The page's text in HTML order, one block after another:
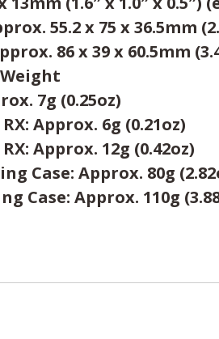
55.2 x 75 x 36.5mm
86 x 39 x 60.5mm
Weight
7g (0.25oz)
Approx. 6g (0.21oz)
Approx. 12g (0.42oz)
Case: Approx. 80g
Case: Approx. 110g